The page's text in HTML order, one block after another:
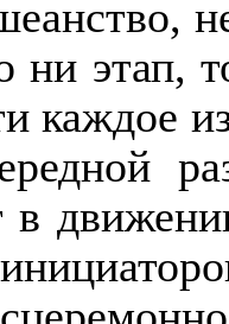
ни этап,
каждое
в